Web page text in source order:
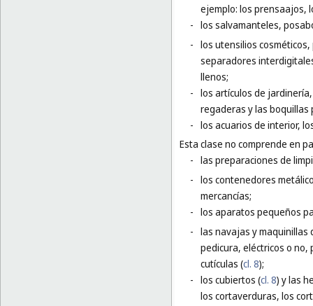
ejemplo: los prensaajos,
- los salvamanteles,
- los utensilios
separadores
llenos;
- los artículos de
regaderas y las boquillas
- los acuarios de interior,
Esta clase no comprende en
- las preparaciones de
- los contenedores
mercancías;
- los aparatos pequeños
- las navajas y maquinillas
pedicura, eléctricos o no,
cutículas (cl. 8);
- los cubiertos (cl. 8) y las
los cortaverduras, los